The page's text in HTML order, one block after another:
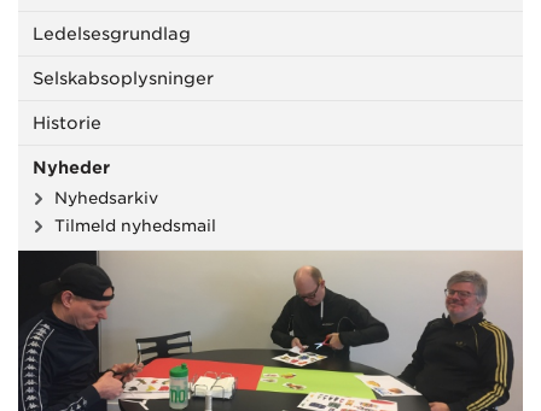
Ledelsesgrundlag
Selskabsoplysninger
Historie
Nyheder
Nyhedsarkiv
Tilmeld nyhedsmail